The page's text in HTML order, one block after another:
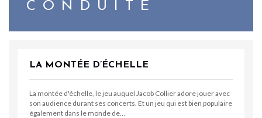
CONDUITE
LA MONTÉE D’ÉCHELLE
La montée d'échelle, le jeu auquel Jacob Collier adore jouer avec
son audience durant ses concerts. Et un jeu qui est bien populaire
également dans le monde de…